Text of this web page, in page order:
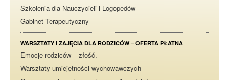
Szkolenia dla Nauczycieli i Logopedów
Gabinet Terapeutyczny
WARSZTATY I ZAJĘCIA DLA RODZICÓW – OFERTA PŁATNA
Emocje rodziców – złość.
Warsztaty umiejętności wychowawczych